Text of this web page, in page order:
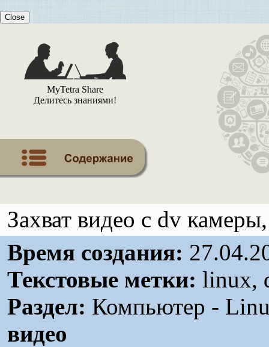
Close
MyTetra Share
Делитесь знаниями!
Захват видео с dv
Время создания:
Текстовые метки: linux,
Раздел: Компьютер -
видео